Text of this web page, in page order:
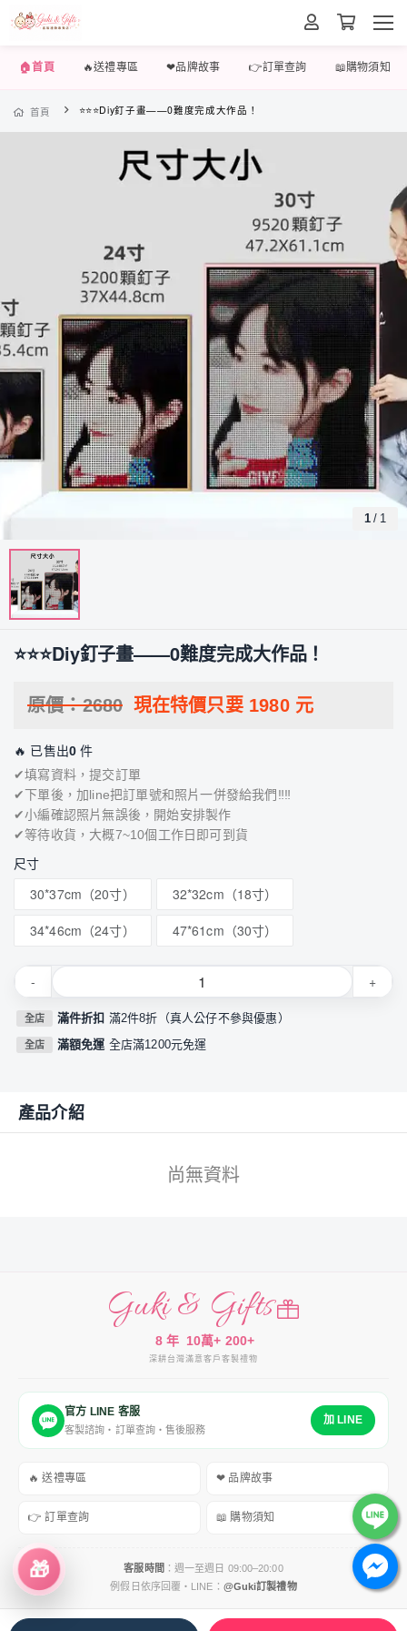
🏠首頁 🔥送禮專區 ❤品牌故事 👉訂單查詢 📖購物須知
首頁 ⭐⭐⭐Diy釘子畫——0難度完成大作品！
1 / 1
⭐⭐⭐Diy釘子畫——0難度完成大作品！
原價：2680 現在特價只要 1980元
🔥 已售出0 件
✔填寫資料，提交訂單
✔下單後，加line把訂單號和照片一併發給我們‼‼
✔小編確認照片無誤後，開始安排製作
✔等待收貨，大概7~10個工作日即可到貨
尺寸
30*37cm（20寸）
32*32cm（18寸）
34*46cm（24寸）
47*61cm（30寸）
- +
全店 滿件折扣 滿2件8折（真人公仔不參與優惠）
全店 滿額免運 全店滿1200元免運
產品介紹
尚無資料
Guki & Gifts
8 年
深耕台灣
10萬+
滿意客戶
200+
客製禮物
官方 LINE 客服
客製諮詢・訂單查詢・售後服務
加 LINE
🔥 送禮專區 ❤ 品牌故事
👉 訂單查詢 📖 購物須知
客服時間 ：週一至週日 09:00–20:00
例假日依序回覆・LINE： @Guki訂製禮物
｜ 隱私權政策
🎁